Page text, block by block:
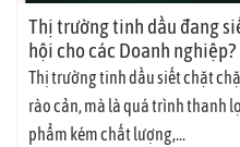
Thị trường tinh dầu đang
hội cho các Doanh nghiệp?
Thị trường tinh dầu siết chặt
rào cản, mà là quá trình thanh
phẩm kém chất lượng,...